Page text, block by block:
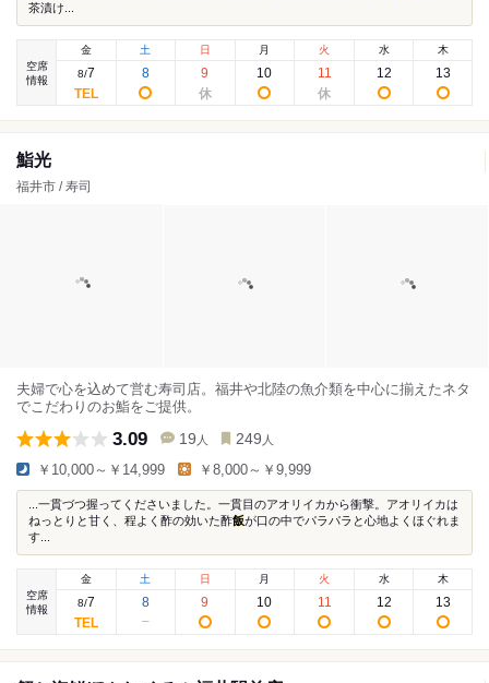
茶漬け...
空席
情報
金
8/7
土
8
日
9
月
10
火
11
水
12
木
13
鮨光
福井市 / 寿司
夫婦で心を込めて営む寿司店。福井や北陸の魚介類を中心に揃えたネタ
でこだわりのお鮨をご提供。
3.09 19 人 249 人
￥10,000～￥14,999 ￥8,000～￥9,999
...一貫づつ握ってくださいました。一貫目のアオリイカから衝撃。アオリイカは
ねっとりと甘く、程よく酢の効いた酢飯が口の中でパラパラと心地よくほぐれま
す...
空席
情報
金
8/7
土
8
日
9
月
10
火
11
水
12
木
13